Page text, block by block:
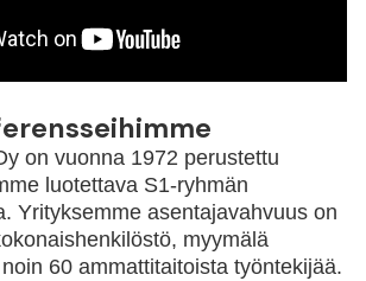
on vuonna 1972 perustettu
luotettava S1-ryhmän
Yrityksemme asentajavahvuus on
myymälä
60 ammattitaitoista työntekijää.